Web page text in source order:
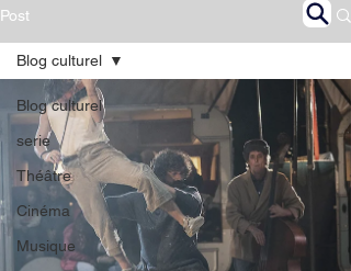
Post
Blog culturel
serie
Théâtre
Cinéma
Musique
Blog culturel